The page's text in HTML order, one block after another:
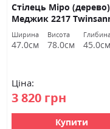
Стілець Міро
Меджик 2217
Ширина
47.0см
Висота
78.0см 45.0см
Ціна:
3 820 грн
Купити